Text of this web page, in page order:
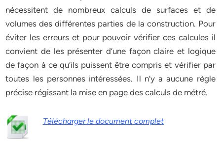
nécessitent de nombreux calculs de surfaces et de
volumes des différentes parties de la construction. Pour
éviter les erreurs et pour pouvoir vérifier ces calcules il
convient de les présenter d’une façon claire et logique
de façon à ce qu‘ils puissent être compris et vérifier par
toutes les personnes intéressées. Il n’y a aucune règle
précise régissant la mise en page des calculs de métré.
Télécharger le document complet